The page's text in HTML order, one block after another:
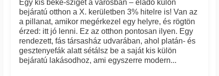
Egy kis béke-sziget a városban – eladó külön
bejáratú otthon a X. kerületben 3% hitelre is! Van az
a pillanat, amikor megérkezel egy helyre, és rögtön
érzed: itt jó lenni. Ez az otthon pontosan ilyen. Egy
rendezett, fás társasház udvarában, ahol platán- és
gesztenyefák alatt sétálsz be a saját kis külön
bejáratú lakásodhoz, ami egyszerre modern...